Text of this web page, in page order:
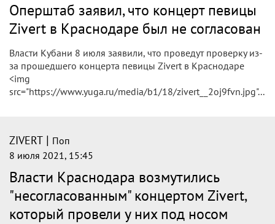
Оперштаб заявил, что концерт певицы
Zivert в Краснодаре был не согласован
Власти Кубани 8 июля заявили, что проведут проверку из-
за прошедшего концерта певицы Zivert в Краснодаре
<img
src="https://www.yuga.ru/media/b1/18/zivert__2oj9fvn.jpg"...
ZIVERT | Поп
8 июля 2021, 15:45
Власти Краснодара возмутились
"несогласованным" концертом Zivert,
который провели у них под носом